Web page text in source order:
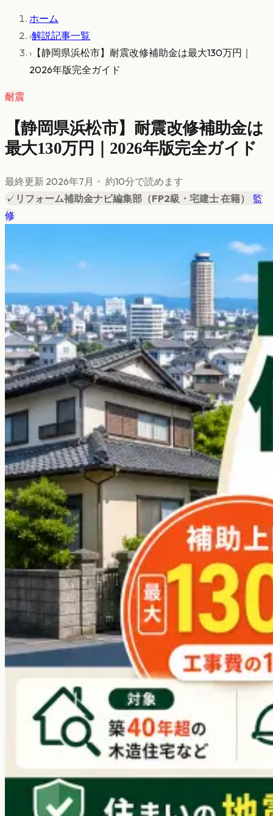
ホーム
›解説記事一覧
› 【静岡県浜松市】耐震改修補助金は最大130万円｜
2026年版完全ガイド
耐震
【静岡県浜松市】耐震改修補助金は
最大130万円｜2026年版完全ガイド
最終更新 2026年7月 ・ 約10分で読めます
✓ リフォーム補助金ナビ編集部 （FP2級・宅建士 在籍）
監
修